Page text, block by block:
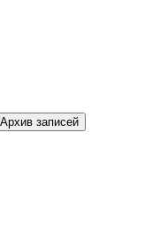
Архив записей